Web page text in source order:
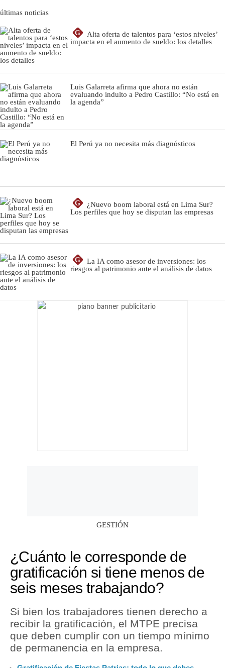
últimas noticias
G
Alta oferta de talentos para ‘estos niveles’
impacta en el aumento de sueldo: los detalles
Luis Galarreta afirma que ahora no están
evaluando indulto a Pedro Castillo: “No está en
la agenda”
El Perú ya no necesita más diagnósticos
G
¿Nuevo boom laboral está en Lima Sur?
Los perfiles que hoy se disputan las empresas
G
La IA como asesor de inversiones: los
riesgos al patrimonio ante el análisis de datos